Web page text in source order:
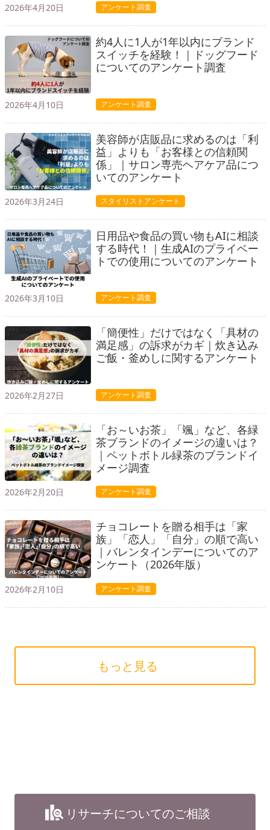
2026年4月20日 アンケート調査
約4人に1人が1年以内にブランド
スイッチを経験！｜ドッグフード
についてのアンケート調査
2026年4月10日 アンケート調査
美容師が店販品に求めるのは「利
益」よりも「お客様との信頼関
係」｜サロン専売ヘアケア品につ
いてのアンケート
2026年3月24日 スタイリストアンケート
日用品や食品の買い物もAIに相談
する時代！｜生成AIのプライベー
トでの使用についてのアンケート
2026年3月10日 アンケート調査
「簡便性」だけではなく「具材の
満足感」の訴求がカギ｜炊き込み
ご飯・釜めしに関するアンケート
2026年2月27日 アンケート調査
「お～いお茶」「颯」など、各緑
茶ブランドのイメージの違いは？
｜ペットボトル緑茶のブランドイ
メージ調査
2026年2月20日 アンケート調査
チョコレートを贈る相手は「家
族」「恋人」「自分」の順で高い
｜バレンタインデーについてのア
ンケート（2026年版）
2026年2月10日 アンケート調査
もっと見る
リサーチについてのご相談